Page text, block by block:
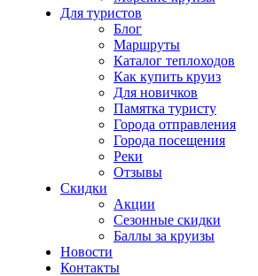
Для туристов
Блог
Маршруты
Каталог теплоходов
Как купить круиз
Для новичков
Памятка туристу
Города отправления
Города посещения
Реки
Отзывы
Скидки
Акции
Сезонные скидки
Баллы за круизы
Новости
Контакты